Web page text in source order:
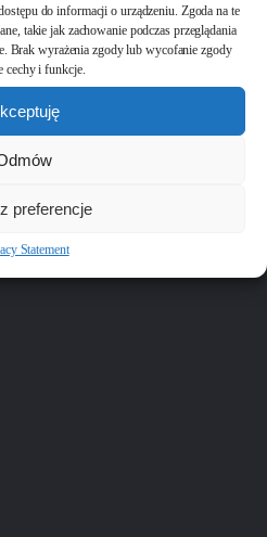
do informacji o urządzeniu. Zgoda na te
takie jak zachowanie podczas przeglądania
Brak wyrażenia zgody lub wycofanie zgody
cechy i funkcje.
preferencje
Statement